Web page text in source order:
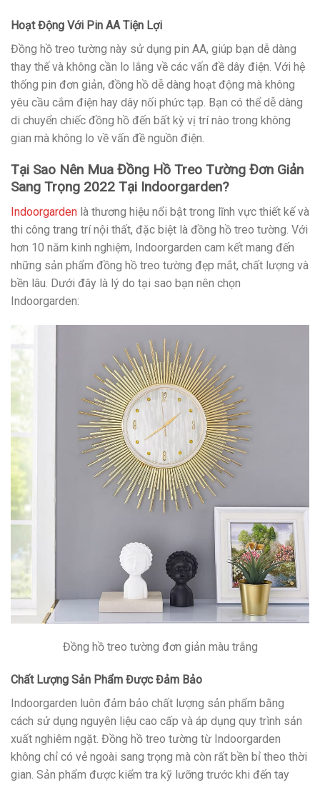
Hoạt Động Với Pin AA Tiện Lợi
Đồng hồ treo tường này sử dụng pin AA, giúp bạn dễ dàng
thay thế và không cần lo lắng về các vấn đề dây điện. Với hệ
thống pin đơn giản, đồng hồ dễ dàng hoạt động mà không
yêu cầu cắm điện hay dây nối phức tạp. Bạn có thể dễ dàng
di chuyển chiếc đồng hồ đến bất kỳ vị trí nào trong không
gian mà không lo về vấn đề nguồn điện.
Tại Sao Nên Mua Đồng Hồ Treo Tường Đơn Giản
Sang Trọng 2022 Tại Indoorgarden?
Indoorgarden là thương hiệu nổi bật trong lĩnh vực thiết kế và
thi công trang trí nội thất, đặc biệt là đồng hồ treo tường. Với
hơn 10 năm kinh nghiệm, Indoorgarden cam kết mang đến
những sản phẩm đồng hồ treo tường đẹp mắt, chất lượng và
bền lâu. Dưới đây là lý do tại sao bạn nên chọn
Indoorgarden:
Đồng hồ treo tường đơn giản màu trắng
Chất Lượng Sản Phẩm Được Đảm Bảo
Indoorgarden luôn đảm bảo chất lượng sản phẩm bằng
cách sử dụng nguyên liệu cao cấp và áp dụng quy trình sản
xuất nghiêm ngặt. Đồng hồ treo tường từ Indoorgarden
không chỉ có vẻ ngoài sang trọng mà còn rất bền bỉ theo thời
gian. Sản phẩm được kiểm tra kỹ lưỡng trước khi đến tay